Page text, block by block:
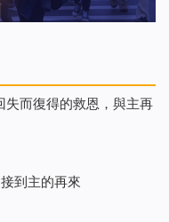
失而復得的救恩，與主再
到主的再來